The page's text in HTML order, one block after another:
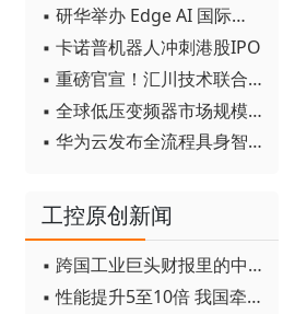
▪ 研华举办 Edge AI 国际论坛
▪ 卡诺普机器人冲刺港股IPO
▪ 重磅官宣！汇川技术联合发起 D12 联盟，开创产教融合新范式
▪ 全球低压变频器市场规模2030年将超170亿美元
▪ 华为云发布全流程具身智能开发平台CloudRobo
工控原创新闻
▪ 跨国工业巨头财报里的中国成绩单
▪ 性能提升5至10倍 我国牵头制定的WiTSnet工业以太网国际标准正式发布